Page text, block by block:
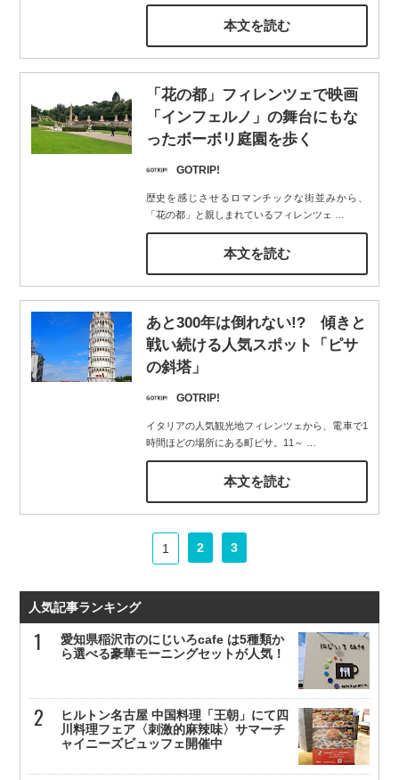
本文を読む
「花の都」フィレンツェで映画
「インフェルノ」の舞台にもな
ったボーボリ庭園を歩く
GOTRIP!
歴史を感じさせるロマンチックな街並みから、
「花の都」と親しまれているフィレンツェ
本文を読む
あと300年は倒れない!? 傾きと
戦い続ける人気スポット「ピサ
の斜塔」
GOTRIP!
イタリアの人気観光地フィレンツェから、電車で1
時間ほどの場所にある町ピサ。11～
本文を読む
1 2 3
人気記事ランキング
愛知県稲沢市のにじいろcafe は5種類か
ら選べる豪華モーニングセットが人気！
ヒルトン名古屋 中国料理「王朝」にて四
川料理フェア〈刺激的麻辣味〉サマーチ
ャイニーズビュッフェ開催中